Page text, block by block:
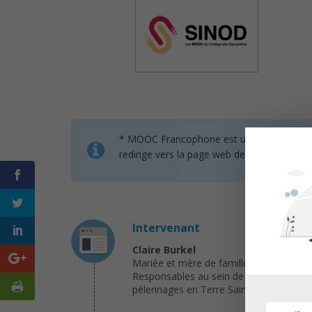
* MOOC Francophone est un service de
redirige vers la page web des
Intervenant
Claire Burkel
Mariée et mère de famille, Claire
Responsables au sein de l’École
pèlerinages en Terre Sainte et en